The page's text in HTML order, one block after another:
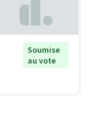
Soumise
au vote